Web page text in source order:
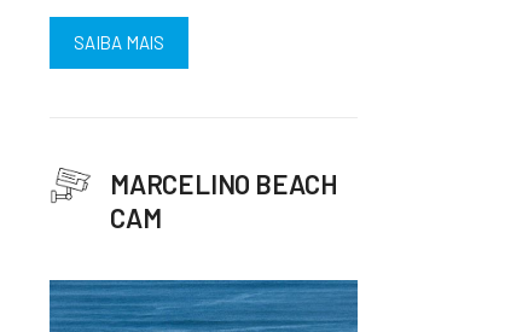
SAIBA MAIS
MARCELINO BEACH
CAM